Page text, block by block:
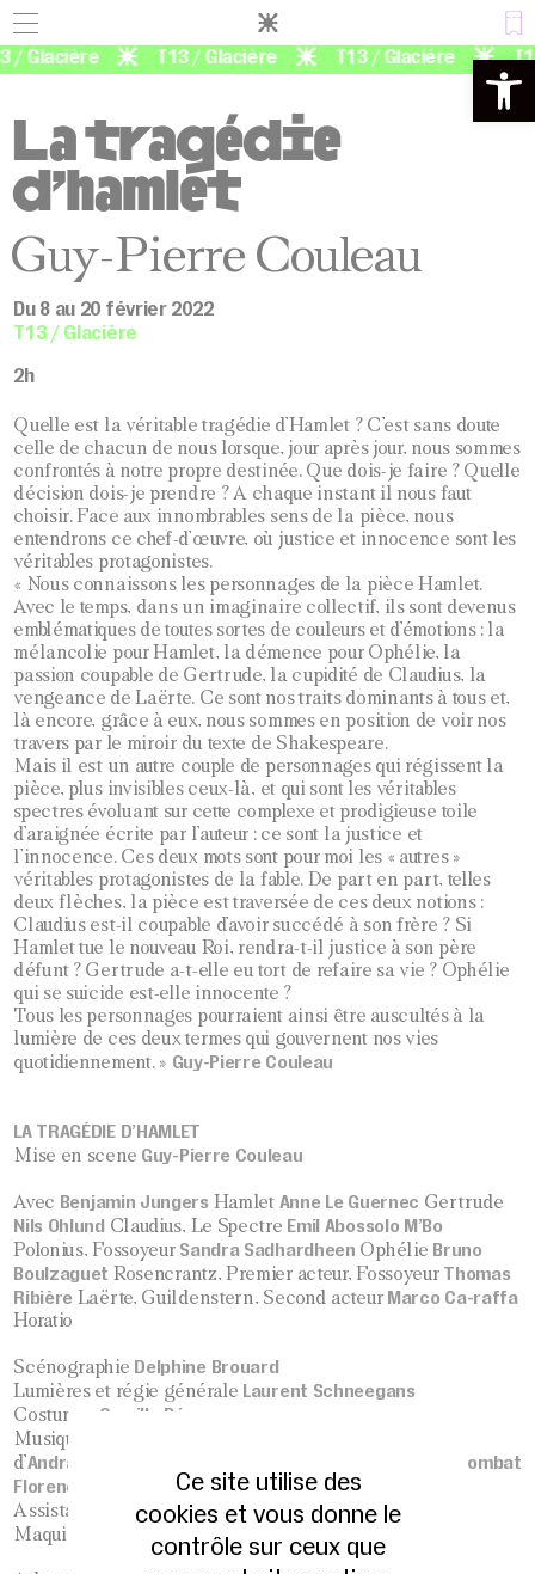
Ouvrir
Glacière T13 / Glacière T13 / Glacière
La tragédie
d’hamlet
Guy-Pierre Couleau
Du 8 au 20 février 2022
T13 / Glacière
2h
Quelle est la véritable tragédie d’Hamlet ? C’est sans doute
celle de chacun de nous lorsque, jour après jour, nous sommes
confrontés à notre propre destinée. Que dois-je faire ? Quelle
décision dois-je prendre ? A chaque instant il nous faut
choisir. Face aux innombrables sens de la pièce, nous
entendrons ce chef-d’œuvre, où justice et innocence sont les
véritables protagonistes.
« Nous connaissons les personnages de la pièce Hamlet.
Avec le temps, dans un imaginaire collectif, ils sont devenus
emblématiques de toutes sortes de couleurs et d’émotions : la
mélancolie pour Hamlet, la démence pour Ophélie, la
passion coupable de Gertrude, la cupidité de Claudius, la
vengeance de Laërte. Ce sont nos traits dominants à tous et,
là encore, grâce à eux, nous sommes en position de voir nos
travers par le miroir du texte de Shakespeare.
Mais il est un autre couple de personnages qui régissent la
pièce, plus invisibles ceux-là, et qui sont les véritables
spectres évoluant sur cette complexe et prodigieuse toile
d’araignée écrite par l’auteur : ce sont la justice et
l’innocence. Ces deux mots sont pour moi les « autres »
véritables protagonistes de la fable. De part en part, telles
deux flèches, la pièce est traversée de ces deux notions :
Claudius est-il coupable d’avoir succédé à son frère ? Si
Hamlet tue le nouveau Roi, rendra-t-il justice à son père
défunt ? Gertrude a-t-elle eu tort de refaire sa vie ? Ophélie
qui se suicide est-elle innocente ?
Tous les personnages pourraient ainsi être auscultés à la
lumière de ces deux termes qui gouvernent nos vies
quotidiennement. » Guy-Pierre Couleau
LA TRAGÉDIE D’HAMLET
Mise en scene Guy-Pierre Couleau
Avec Benjamin Jungers Hamlet Anne Le Guernec Gertrude
Nils OhlundClaudius, Le Spectre Emil Abossolo M’Bo
Polonius, Fossoyeur Sandra Sadhardheen Ophélie Bruno
Boulzaguet Rosencrantz, Premier acteur, Fossoyeur Thomas
Ribière Laërte, Guildenstern, Second acteur Marco Ca-raffa
Horatio
Scénographie Delphine Brouard
Lumières et régie générale Laurent Schneegans
Costumes Camille Pénager
Musiques et son
d’András Vigh
l’Ensemble Luau Chorégraphie de combat
Florence Leguy
Assistante à la mise en scèneMona Martin-Terrones
Maquillages et coiffuresKuno Schlegelmilch
Panneau de gestion des cookies
Ce site utilise des
cookies et vous donne le
contrôle sur ceux que